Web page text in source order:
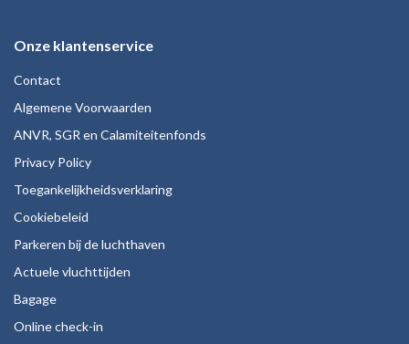
Onze klantenservice
Contact
Algemene Voorwaarden
ANVR, SGR en Calamiteitenfonds
Privacy Policy
Toegankelijkheidsverklaring
Cookiebeleid
Parkeren bij de luchthaven
Actuele vluchttijden
Bagage
Online check-in